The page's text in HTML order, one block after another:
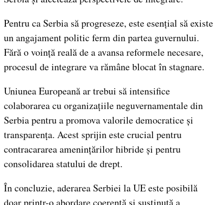
Pentru ca Serbia să progreseze, este esențial să existe
un angajament politic ferm din partea guvernului.
Fără o voință reală de a avansa reformele necesare,
procesul de integrare va rămâne blocat în stagnare.
Uniunea Europeană ar trebui să intensifice
colaborarea cu organizațiile neguvernamentale din
Serbia pentru a promova valorile democratice și
transparența. Acest sprijin este crucial pentru
contracararea amenințărilor hibride și pentru
consolidarea statului de drept.
În concluzie, aderarea Serbiei la UE este posibilă
doar printr-o abordare coerentă și susținută a